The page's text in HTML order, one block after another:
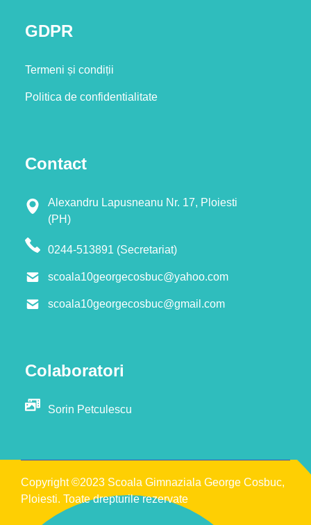
GDPR
Termeni și condiții
Politica de confidentialitate
Contact
Alexandru Lapusneanu Nr. 17, Ploiesti
(PH)
0244-513891 (Secretariat)
scoala10georgecosbuc@yahoo.com
scoala10georgecosbuc@gmail.com
Colaboratori
Sorin Petculescu
Copyright ©2023 Scoala Gimnaziala George Cosbuc,
Ploiesti. Toate drepturile rezervate